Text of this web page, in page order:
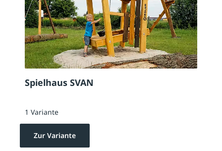
Spielhaus SVAN
1 Variante
Zur Variante